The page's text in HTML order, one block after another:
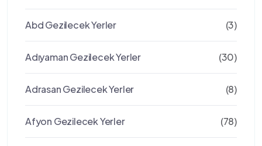
Abd Gezilecek Yerler (3)
Adıyaman Gezilecek Yerler (30)
Adrasan Gezilecek Yerler (8)
Afyon Gezilecek Yerler (78)